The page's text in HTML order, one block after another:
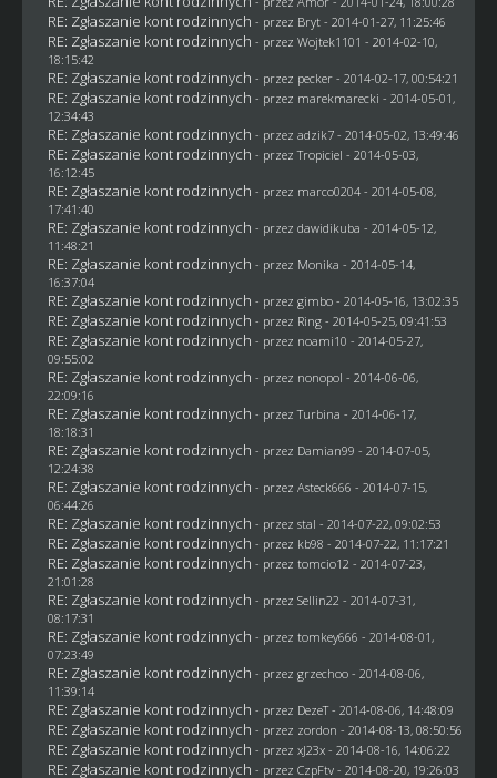
RE: Zgłaszanie kont rodzinnych - przez Bryt- 2014-01-27, 11:25:46
RE: Zgłaszanie kont rodzinnych - przez Wojtek1101 - 2014-02-10,
18:15:42
RE: Zgłaszanie kont rodzinnych - przez pecker- 2014-02-17, 00:54:21
RE: Zgłaszanie kont rodzinnych - przez marekmarecki - 2014-05-01,
12:34:43
RE: Zgłaszanie kont rodzinnych - przez adzik7 - 2014-05-02, 13:49:46
RE: Zgłaszanie kont rodzinnych - przezTropiciel - 2014-05-03,
16:12:45
RE: Zgłaszanie kont rodzinnych - przez marco0204- 2014-05-08,
17:41:40
RE: Zgłaszanie kont rodzinnych - przez dawidikuba - 2014-05-12,
11:48:21
RE: Zgłaszanie kont rodzinnych - przez Monika - 2014-05-14,
16:37:04
RE: Zgłaszanie kont rodzinnych - przez gimbo- 2014-05-16, 13:02:35
RE: Zgłaszanie kont rodzinnych - przez Ring- 2014-05-25, 09:41:53
RE: Zgłaszanie kont rodzinnych - przez noami10 - 2014-05-27,
09:55:02
RE: Zgłaszanie kont rodzinnych - przez nonopol - 2014-06-06,
22:09:16
RE: Zgłaszanie kont rodzinnych - przez Turbina - 2014-06-17,
18:18:31
RE: Zgłaszanie kont rodzinnych - przez Damian99 - 2014-07-05,
12:24:38
RE: Zgłaszanie kont rodzinnych - przez Asteck666 - 2014-07-15,
06:44:26
RE: Zgłaszanie kont rodzinnych - przez stal - 2014-07-22, 09:02:53
RE: Zgłaszanie kont rodzinnych - przez kb98 - 2014-07-22, 11:17:21
RE: Zgłaszanie kont rodzinnych - przez tomcio12 - 2014-07-23,
21:01:28
RE: Zgłaszanie kont rodzinnych - przez Sellin22 - 2014-07-31,
08:17:31
RE: Zgłaszanie kont rodzinnych - przez tomkey666 - 2014-08-01,
07:23:49
RE: Zgłaszanie kont rodzinnych - przez grzechoo - 2014-08-06,
11:39:14
RE: Zgłaszanie kont rodzinnych - przez DezeT- 2014-08-06, 14:48:09
RE: Zgłaszanie kont rodzinnych - przez zordon - 2014-08-13, 08:50:56
RE: Zgłaszanie kont rodzinnych - przez xJ23x- 2014-08-16, 14:06:22
RE: Zgłaszanie kont rodzinnych - przez CzpFtv- 2014-08-20, 19:26:03